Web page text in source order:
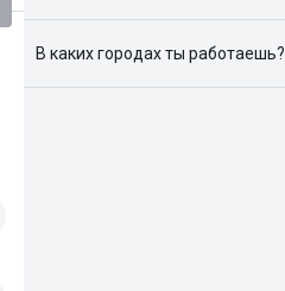
В каких городах ты работаешь?